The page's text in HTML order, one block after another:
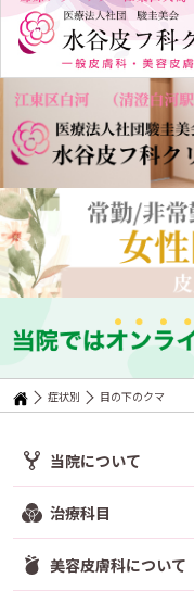
症状別 目の下のクマ
当院について
治療科目
美容皮膚科について